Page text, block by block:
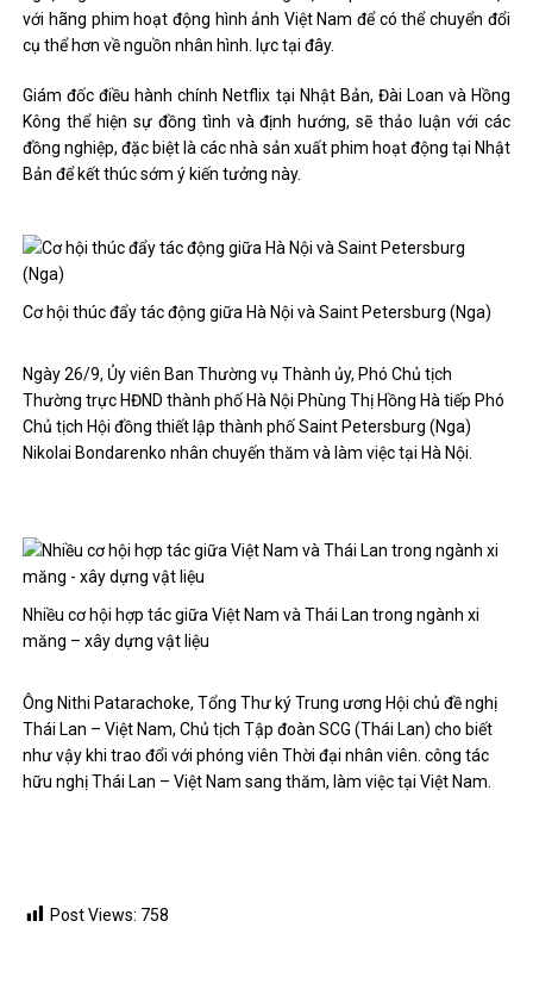
với hãng phim hoạt động hình ảnh Việt Nam để có thể chuyển đổi
cụ thể hơn về nguồn nhân hình. lực tại đây.
Giám đốc điều hành chính Netflix tại Nhật Bản, Đài Loan và Hồng
Kông thể hiện sự đồng tình và định hướng, sẽ thảo luận với các
đồng nghiệp, đặc biệt là các nhà sản xuất phim hoạt động tại Nhật
Bản để kết thúc sớm ý kiến tưởng này.
Cơ hội thúc đẩy tác động giữa Hà Nội và Saint Petersburg (Nga)
Ngày 26/9, Ủy viên Ban Thường vụ Thành ủy, Phó Chủ tịch
Thường trực HĐND thành phố Hà Nội Phùng Thị Hồng Hà tiếp Phó
Chủ tịch Hội đồng thiết lập thành phố Saint Petersburg (Nga)
Nikolai Bondarenko nhân chuyến thăm và làm việc tại Hà Nội.
Nhiều cơ hội hợp tác giữa Việt Nam và Thái Lan trong ngành xi
măng – xây dựng vật liệu
Ông Nithi Patarachoke, Tổng Thư ký Trung ương Hội chủ đề nghị
Thái Lan – Việt Nam, Chủ tịch Tập đoàn SCG (Thái Lan) cho biết
như vậy khi trao đổi với phóng viên Thời đại nhân viên. công tác
hữu nghị Thái Lan – Việt Nam sang thăm, làm việc tại Việt Nam.
Post Views: 758